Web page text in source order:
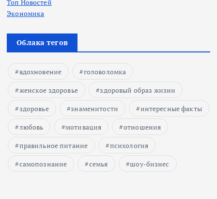
Топ Новостей
Экономика
Облака тегов
вдохновение
головоломка
женское здоровье
здоровый образ жизни
здоровье
знаменитости
интересные факты
любовь
мотивация
отношения
правильное питание
психология
самопознание
семья шоу-бизнес